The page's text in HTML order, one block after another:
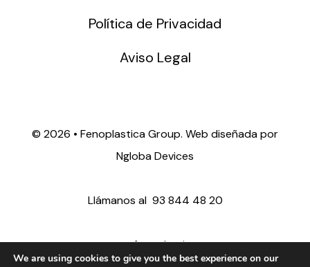
Política de Privacidad
Aviso Legal
© 2026 • Fenoplastica Group. Web diseñada por
Ngloba Devices
Llámanos al 93 844 48 20
ventas@fenoplastica.com
We are using cookies to give you the best experience on our